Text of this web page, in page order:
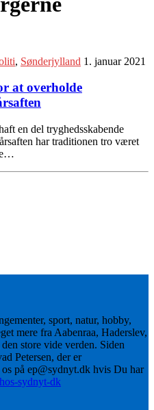
, Sønderjylland 1. januar 2021
at overholde
en del tryghedsskabende
har traditionen tro været
sport, natur, hobby,
mere fra Aabenraa, Haderslev,
store vide verden. Siden
Petersen, der er
på ep@sydnyt.dk hvis Du har
sydnyt-dk